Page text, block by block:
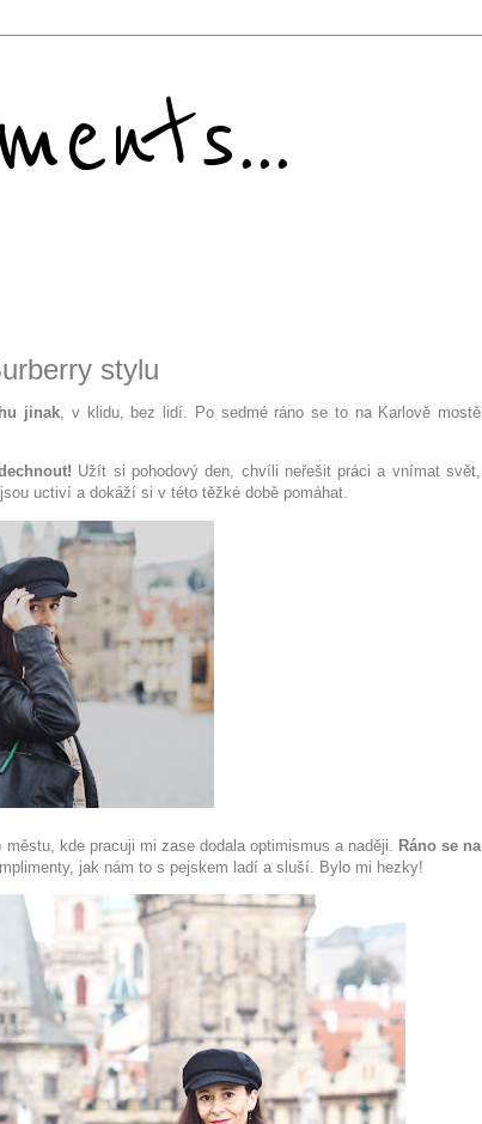
stylu
jinak, v klidu, bez lidí. Po sedmé ráno se to na Karlově mostě
Užít si pohodový den, chvíli neřešit práci a vnímat svět,
uctiví a dokáží si v této těžké době pomáhat.
kde pracuji mi zase dodala optimismus a naději. Ráno se na
jak nám to s pejskem ladí a sluší. Bylo mi hezky!